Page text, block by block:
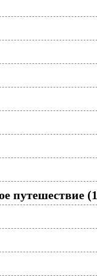
путешествие